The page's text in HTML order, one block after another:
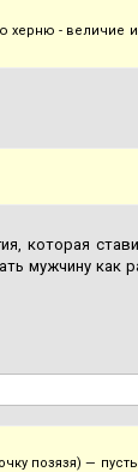
- величие и
которая
мужчину как
позязя) —